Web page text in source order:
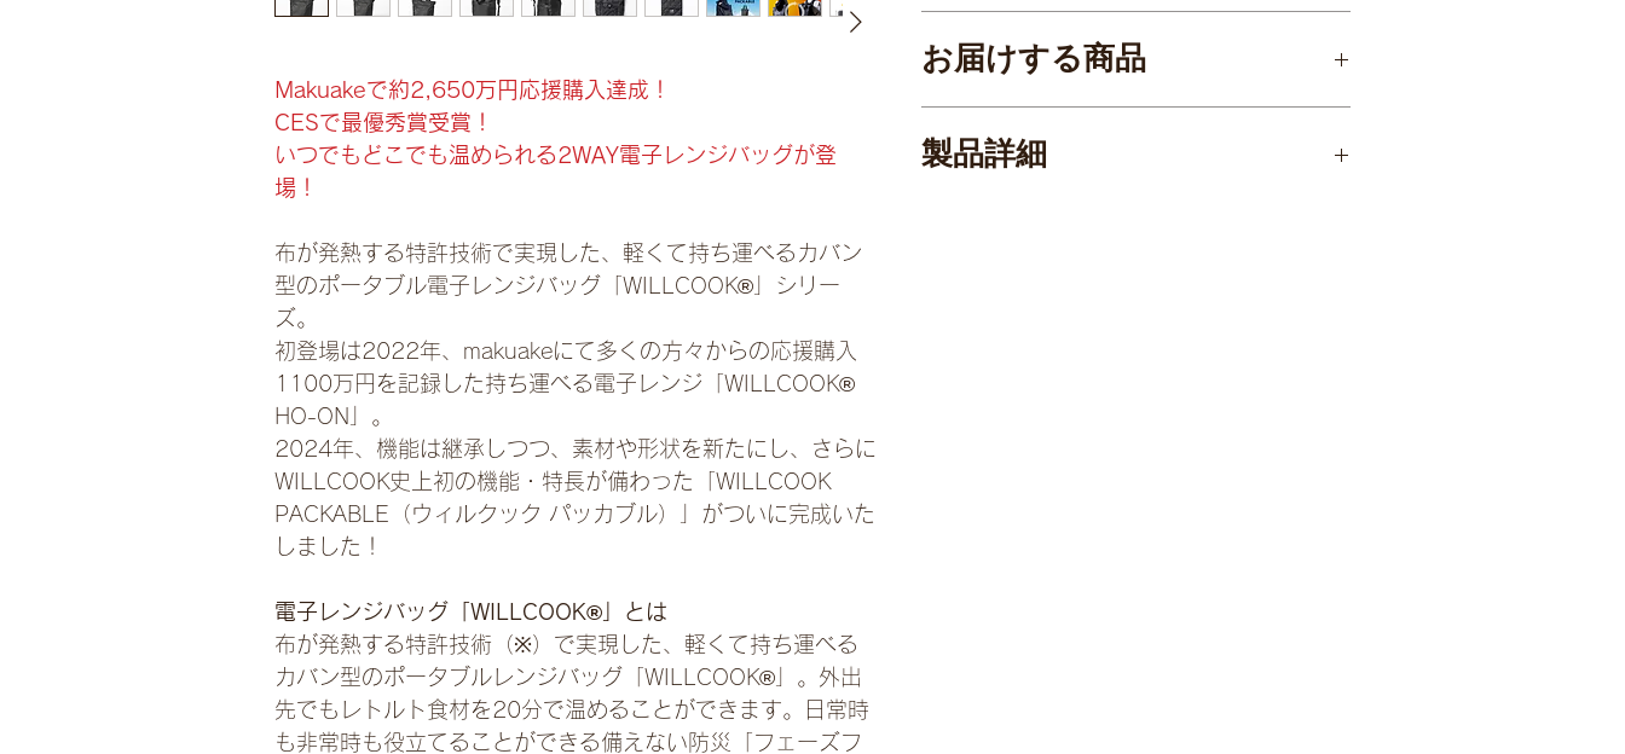
Makuakeで約2,650万円応援購入達成！
CESで最優秀賞受賞！
いつでもどこでも温められる2WAY電子レンジバッグが登
場！
布が発熱する特許技術で実現した、軽くて持ち運べるカバン
型のポータブル電子レンジバッグ「WILLCOOK®」シリー
ズ。
初登場は2022年、makuakeにて多くの方々からの応援購入
1100万円を記録した持ち運べる電子レンジ「WILLCOOK®
HO-ON」。
2024年、機能は継承しつつ、素材や形状を新たにし、さらに
WILLCOOK史上初の機能・特長が備わった「WILLCOOK
PACKABLE（ウィルクック パッカブル）」がついに完成いた
しました！
電子レンジバッグ「WILLCOOK®」とは
布が発熱する特許技術（※）で実現した、軽くて持ち運べる
カバン型のポータブルレンジバッグ「WILLCOOK®」。外出
先でもレトルト食材を20分で温めることができます。日常時
も非常時も役立てることができる備えない防災「フェーズフ
北海道・沖縄離島は一律2,500円
※その他・離島など一部地域は上記に加えて別途追加料
お届けする商品
●プッシュ式4段階温度調節・Bluetooth対応ケーブル付
属
製品詳細